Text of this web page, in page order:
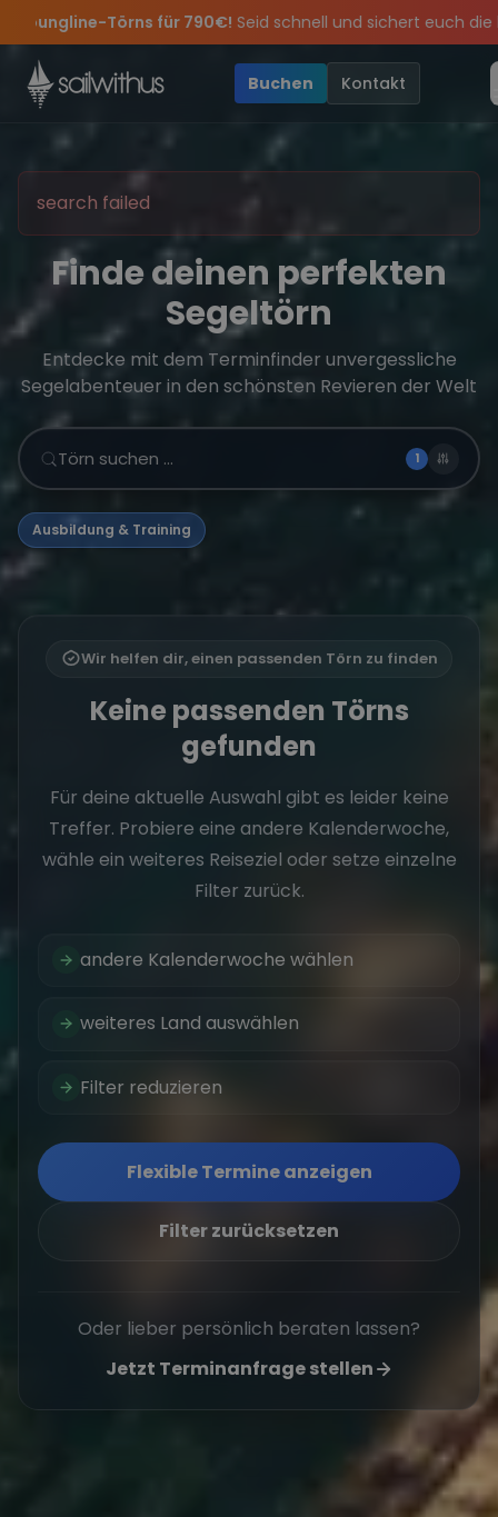
Skip to content
Seid schnell und sichert euch die letzten Plätze. • 🔥
Sichere Dir jetztDein Meilenbuch und Deine sailwithus-
mehr Sowie20€ Rabatt auf deinen ersten Törn! •
die Törns, die Crew und die besten Geschichten des Jahres,
Buchen
Kontakt
search failed
Finde deinen perfekten
Segeltörn
Entdecke mit dem Terminfinder unvergessliche
Segelabenteuer in den schönsten Revieren der Welt
Törn suchen … 1
Ausbildung & Training
Wir helfen dir, einen passenden Törn zu finden
Keine passenden Törns
gefunden
Für deine aktuelle Auswahl gibt es leider keine
Treffer. Probiere eine andere Kalenderwoche,
wähle ein weiteres Reiseziel oder setze einzelne
Filter zurück.
andere Kalenderwoche wählen
weiteres Land auswählen
Filter reduzieren
Flexible Termine anzeigen
Filter zurücksetzen
Oder lieber persönlich beraten lassen?
Jetzt Terminanfrage stellen